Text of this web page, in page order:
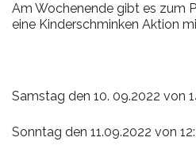
Am Wochenende gibt es zum
eine Kinderschminken Aktion
Samstag den 10. 09.2022 von
Sonntag den 11.09.2022 von